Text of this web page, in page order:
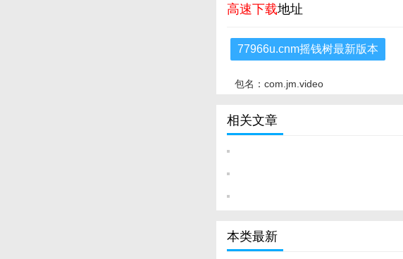
高速下载地址
77966u.cnm摇钱树最新版本
包名：com.jm.video
相关文章
本类最新